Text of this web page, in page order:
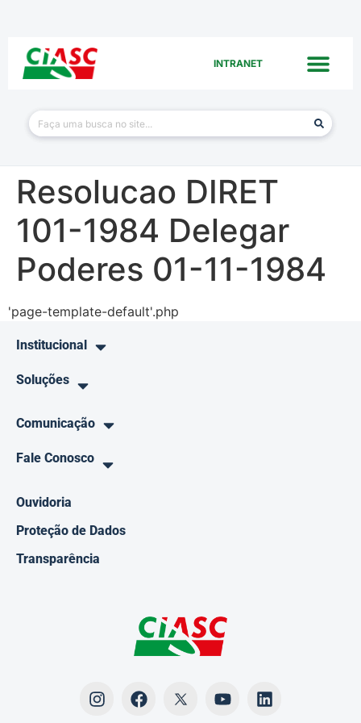
INTRANET
Resolucao DIRET
101-1984 Delegar
Poderes 01-11-1984
'page-template-default'.php
Institucional
Soluções
Comunicação
Fale Conosco
Ouvidoria
Proteção de Dados
Transparência